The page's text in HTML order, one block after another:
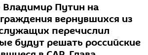
Путин на
вернувшихся из
перечислил
будут решать российские